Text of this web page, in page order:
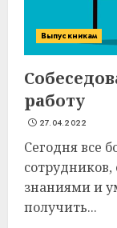
Выпускникам
работу
27.04.2022
Сегодня все
знаниями и
получить...